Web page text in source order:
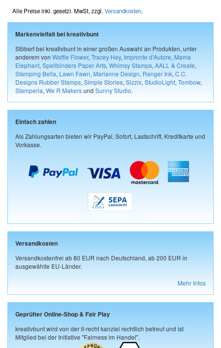
Alle Preise inkl. gesetzl. MwSt, zzgl. Versandkosten.
Markenvielfalt bei kreativbunt
Stöbert bei kreativbunt in einer großen Auswahl an Produkten, unter
anderem von Waffle Flower, Tracey Hey, Impronte d'Autore, Mama
Elephant, Spellbinders Paper Arts, Whimsy Stamps, AALL & Create,
Stamping Bella, Lawn Fawn, Marianne Design, Ranger Ink, C.C.
Designs Rubber Stamps, Simple Stories, Sizzix, StudioLight, Tombow,
Stamperia, We R Makersund Sunny Studio.
Einfach zahlen
Als Zahlungsarten bieten wir PayPal, Sofort, Lastschrift, Kreditkarte und
Vorkasse.
Versandkosten
Versandkostenfrei ab 80 EUR nach Deutschland, ab 200 EUR in
ausgewählte EU-Länder.
Mehr Infos
Geprüfter Online-Shop & Fair Play
kreativbunt wird von der it-recht kanzlei rechtlich betreut und ist
Mitglied bei der Initiative "Fairness im Handel".